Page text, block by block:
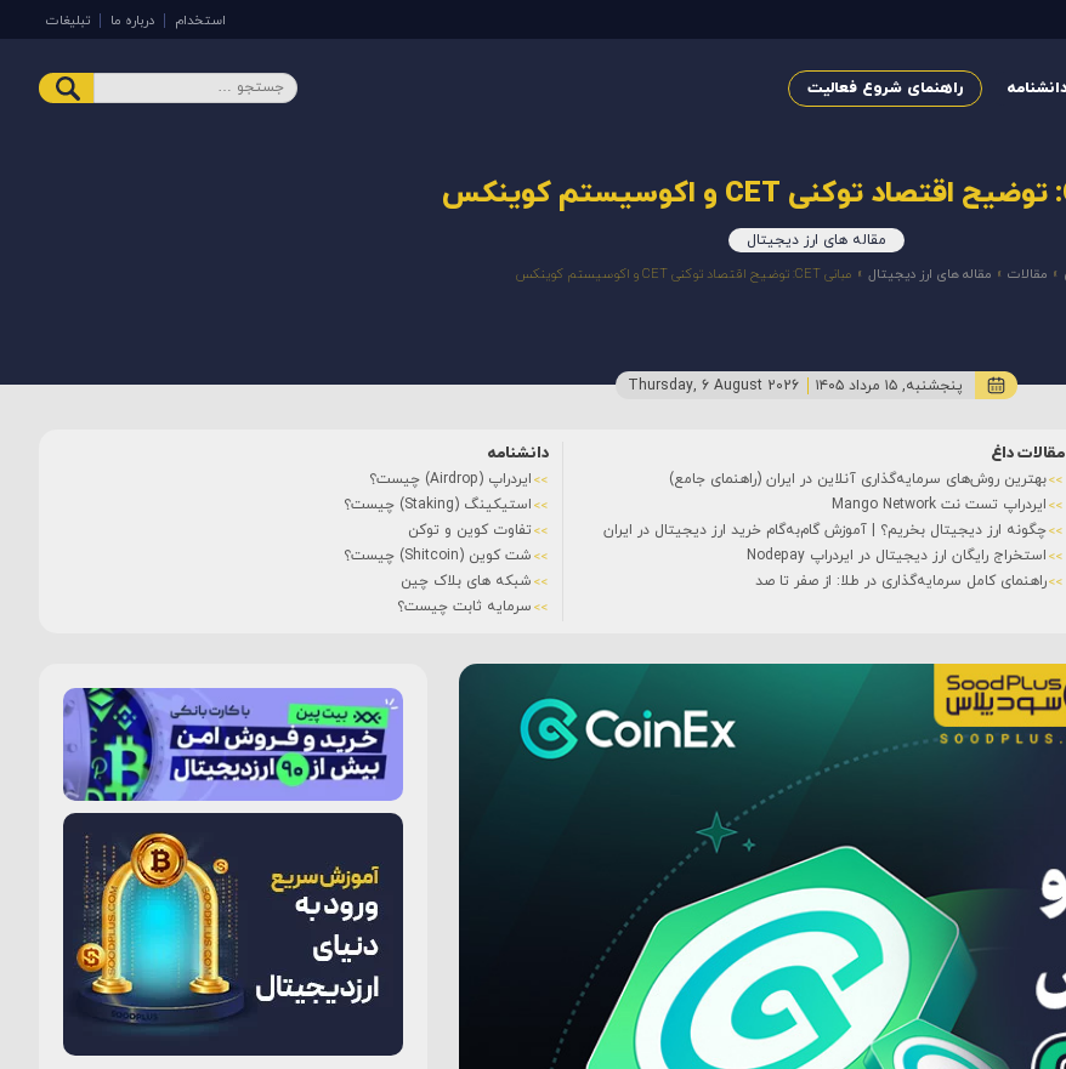
استخدام درباره ما تبلیغات
راهنمای شروع فعالیت
مقاله های ارز دیجیتال
» مقالات » مقاله های ارز دیجیتال » مبانی CET: توضیح اقتصاد توکنی CET و اکوسیستم کوینکس
پنجشنبه, ۱۵ مرداد ۱۴۰۵ Thursday, 6 August 2026
مقالات داغ
بهترین روش‌های سرمایه‌گذاری آنلاین در ایران (راهنمای جامع)
ایردراپ تست نت Mango Network
چگونه ارز دیجیتال بخریم؟ | آموزش گام‌به‌گام خرید ارز دیجیتال در ایران
استخراج رایگان ارز دیجیتال در ایردراپ Nodepay
راهنمای کامل سرمایه‌گذاری در طلا: از صفر تا صد
دانشنامه
ایردراپ (Airdrop) چیست؟
استیکینگ (Staking) چیست؟
تفاوت کوین و توکن
شت کوین (Shitcoin) چیست؟
شبکه های بلاک چین
سرمایه ثابت چیست؟